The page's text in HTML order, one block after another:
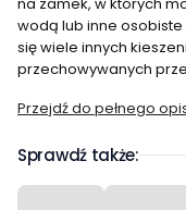
wodą lub inne
się wiele innych
przechowywanych
Przejdź do pełnego
Sprawdź także: